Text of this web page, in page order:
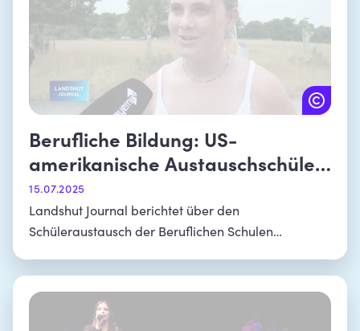
Berufliche Bildung: US-
amerikanische Austauschschüler
zu Gast in Landshut
15.07.2025
Landshut Journal berichtet über den
Schüleraustausch der Beruflichen Schulen